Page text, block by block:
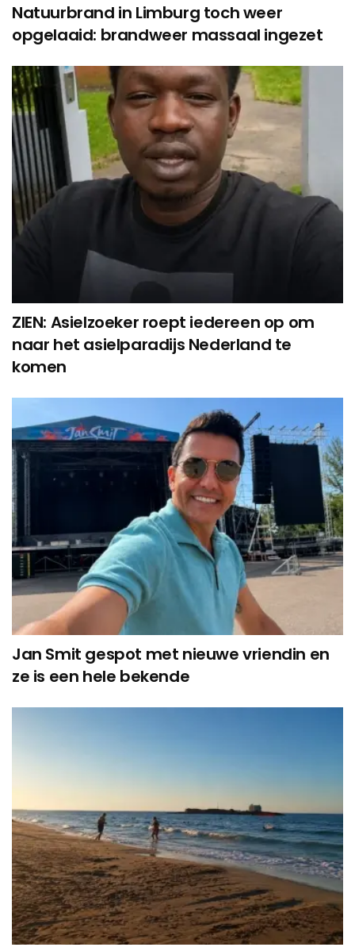
Natuurbrand in Limburg toch weer
opgelaaid: brandweer massaal ingezet
ZIEN: Asielzoeker roept iedereen op om
naar het asielparadijs Nederland te
komen
Jan Smit gespot met nieuwe vriendin en
ze is een hele bekende